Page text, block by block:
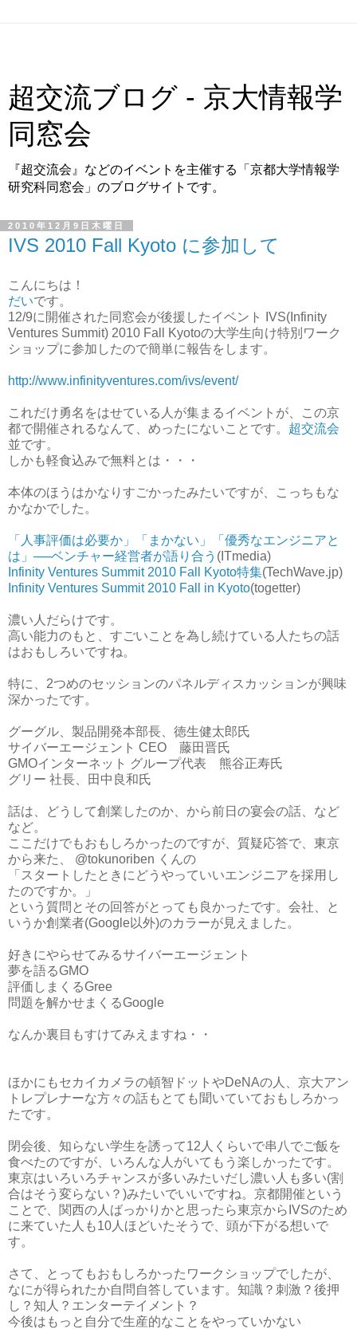
超交流ブログ - 京大情報学
同窓会
『超交流会』などのイベントを主催する「京都大学情報学
研究科同窓会」のブログサイトです。
2010年12月9日木曜日
IVS 2010 Fall Kyoto に参加して
こんにちは！
だいです。
12/9に開催された同窓会が後援したイベント IVS(Infinity
Ventures Summit) 2010 Fall Kyotoの大学生向け特別ワーク
ショップに参加したので簡単に報告をします。
http://www.infinityventures.com/ivs/event/
これだけ勇名をはせている人が集まるイベントが、この京
都で開催されるなんて、めったにないことです。 超交流会
並です。
しかも軽食込みで無料とは・・・
本体のほうはかなりすごかったみたいですが、こっちもな
かなかでした。
「人事評価は必要か」「まかない」「優秀なエンジニアと
は」──ベンチャー経営者が語り合う (ITmedia)
Infinity Ventures Summit 2010 Fall Kyoto特集(TechWave.jp)
Infinity Ventures Summit 2010 Fall in Kyoto(togetter)
濃い人だらけです。
高い能力のもと、すごいことを為し続けている人たちの話
はおもしろいですね。
特に、2つめのセッションのパネルディスカッションが興味
深かったです。
グーグル、製品開発本部長、徳生健太郎氏
サイバーエージェント CEO 藤田晋氏
GMOインターネット グループ代表 熊谷正寿氏
グリー 社長、田中良和氏
話は、どうして創業したのか、から前日の宴会の話、など
など。
ここだけでもおもしろかったのですが、質疑応答で、東京
から来た、 @tokunoriben くんの
「スタートしたときにどうやっていいエンジニアを採用し
たのですか。」
という質問とその回答がとっても良かったです。会社、と
いうか創業者(Google以外)のカラーが見えました。
好きにやらせてみるサイバーエージェント
夢を語るGMO
評価しまくるGree
問題を解かせまくるGoogle
なんか裏目もすけてみえますね・・
ほかにもセカイカメラの頓智ドットやDeNAの人、京大アン
トレプレナーな方々の話もとても聞いていておもしろかっ
たです。
閉会後、知らない学生を誘って12人くらいで串八でご飯を
食べたのですが、いろんな人がいてもう楽しかったです。
東京はいろいろチャンスが多いみたいだし濃い人も多い(割
合はそう変らない？)みたいでいいですね。京都開催という
ことで、関西の人ばっかりかと思ったら東京からIVSのため
に来ていた人も10人ほどいたそうで、頭が下がる想いで
す。
さて、とってもおもしろかったワークショップでしたが、
なにが得られたか自問自答しています。知識？刺激？後押
し？知人？エンターテイメント？
今後はもっと自分で生産的なことをやっていかない